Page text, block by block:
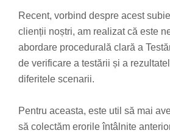
Recent, vorbind despre acest
clienții noștri, am realizat că este
abordare procedurală clară a
de verificare a testării și a
diferitele scenarii.
Pentru aceasta, este util să mai
să colectăm erorile întâlnite